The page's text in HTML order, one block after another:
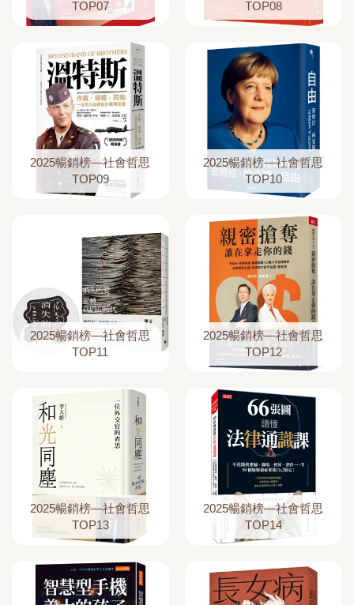
TOP07
TOP08
2025暢銷榜—社會哲思
TOP09
2025暢銷榜—社會哲思
TOP10
2025暢銷榜—社會哲思
TOP11
2025暢銷榜—社會哲思
TOP12
2025暢銷榜—社會哲思
TOP13
2025暢銷榜—社會哲思
TOP14